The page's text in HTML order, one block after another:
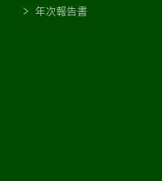
年次報告書